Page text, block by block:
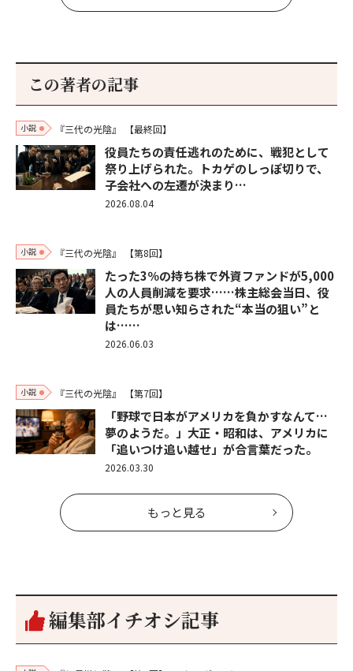
この著者の記事
小説 『三代の光陰』 【最終回】
役員たちの責任逃れのために、戦犯として
祭り上げられた。トカゲのしっぽ切りで、
子会社への左遷が決まり…
2026.08.04
小説 『三代の光陰』 【第8回】
たった3％の持ち株で外資ファンドが5,000
人の人員削減を要求……株主総会当日、役
員たちが思い知らされた“本当の狙い”と
は……
2026.06.03
小説 『三代の光陰』 【第7回】
「野球で日本がアメリカを負かすなんて…
夢のようだ。」大正・昭和は、アメリカに
「追いつけ追い越せ」が合言葉だった。
2026.03.30
もっと見る
編集部イチオシ記事